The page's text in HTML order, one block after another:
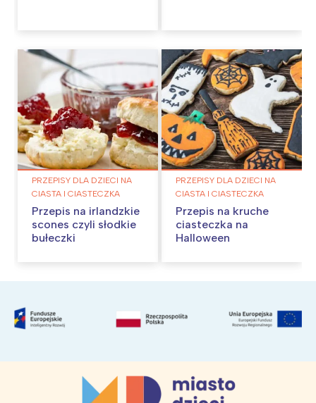
PRZEPISY DLA DZIECI NA
CIASTA I CIASTECZKA
Przepis na irlandzkie
scones czyli słodkie
bułeczki
PRZEPISY DLA DZIECI NA
CIASTA I CIASTECZKA
Przepis na kruche
ciasteczka na
Halloween